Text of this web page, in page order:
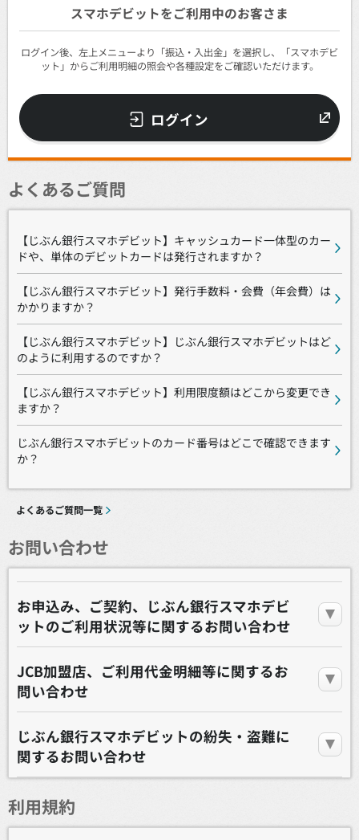
スマホデビットをご利用中のお客さま
ログイン後、左上メニューより「振込・入出金」を選択し、「スマホデビ
ット」からご利用明細の照会や各種設定をご確認いただけます。
ログイン
よくあるご質問
【じぶん銀行スマホデビット】キャッシュカード一体型のカー
ドや、単体のデビットカードは発行されますか？
【じぶん銀行スマホデビット】発行手数料・会費（年会費）は
かかりますか？
【じぶん銀行スマホデビット】じぶん銀行スマホデビットはど
のように利用するのですか？
【じぶん銀行スマホデビット】利用限度額はどこから変更でき
ますか？
じぶん銀行スマホデビットのカード番号はどこで確認できます
か？
よくあるご質問一覧
お問い合わせ
お申込み、ご契約、じぶん銀行スマホデビ
ットのご利用状況等に関するお問い合わせ
JCB加盟店、ご利用代金明細等に関するお
問い合わせ
じぶん銀行スマホデビットの紛失・盗難に
関するお問い合わせ
利用規約